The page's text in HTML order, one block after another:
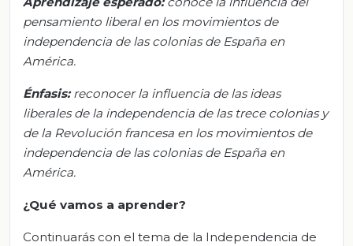
pensamiento liberal en los movimientos de
independencia de las colonias de España en
América.
Énfasis: reconocer la influencia de las ideas
liberales de la independencia de las trece colonias y
de la Revolución francesa en los movimientos de
independencia de las colonias de España en
América.
¿Qué vamos a aprender?
Continuarás con el tema de la Independencia de